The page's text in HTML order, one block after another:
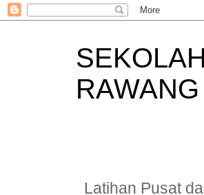
RAWANG
Latihan Pusat